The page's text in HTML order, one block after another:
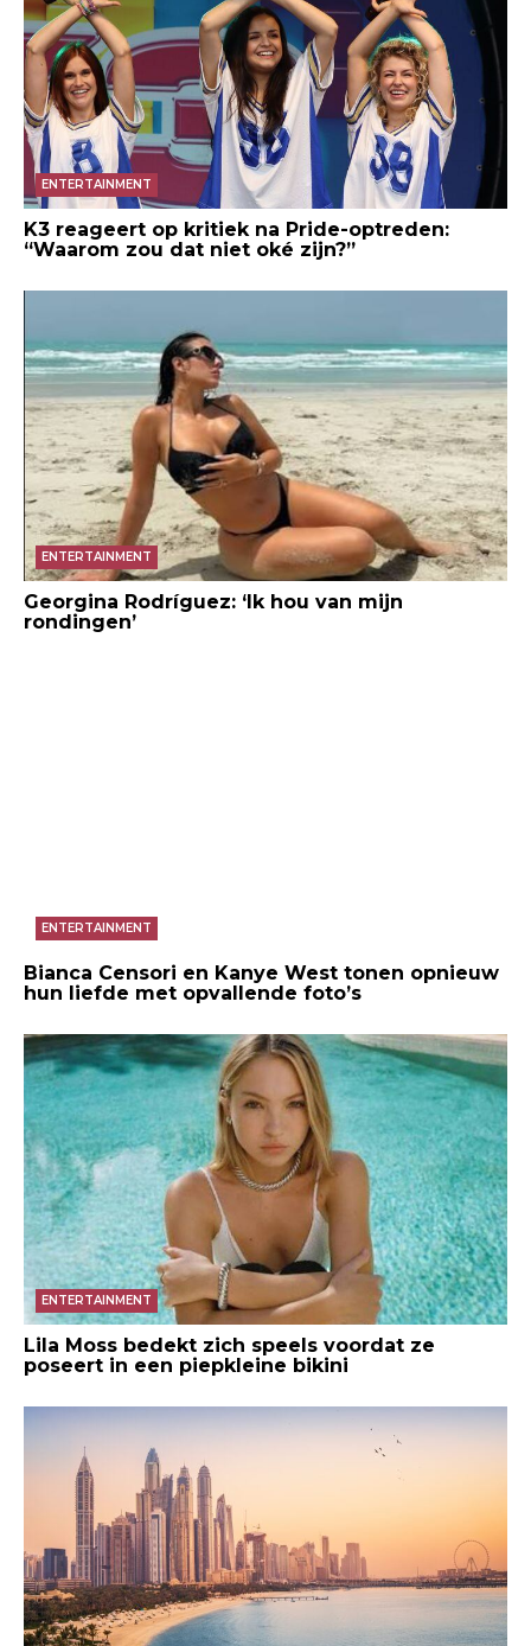
ENTERTAINMENT
K3 reageert op kritiek na Pride-optreden:
“Waarom zou dat niet oké zijn?”
ENTERTAINMENT
Georgina Rodríguez: ‘Ik hou van mijn
rondingen’
ENTERTAINMENT
Bianca Censori en Kanye West tonen opnieuw
hun liefde met opvallende foto’s
ENTERTAINMENT
Lila Moss bedekt zich speels voordat ze
poseert in een piepkleine bikini